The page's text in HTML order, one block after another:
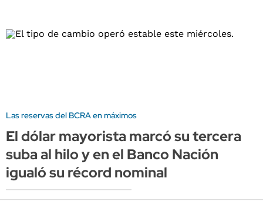
Las reservas del BCRA en máximos
El dólar mayorista marcó su tercera
suba al hilo y en el Banco Nación
igualó su récord nominal